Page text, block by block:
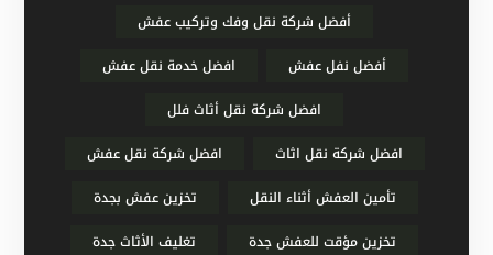
أفضل شركة نقل وفك وتركيب عفش
أفضل نفل عفش
افضل خدمة نقل عفش
افضل شركة نقل أثاث فلل
افضل شركة نقل اثاث
افضل شركة نقل عفش
تأمين العفش أثناء النقل
تخزين عفش بجدة
تخزين مؤقت للعفش جدة
تغليف الأثاث جدة